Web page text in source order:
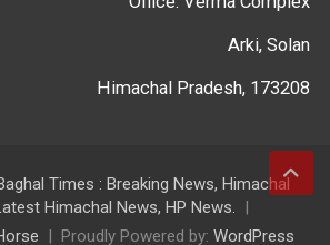
Arki, Solan
Himachal Pradesh, 173208
Times : Breaking News, Himachal
Himachal News, HP News.
Proudly Powered by: WordPress